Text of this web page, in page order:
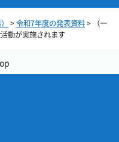
>令和7年度の発表資料> （一
動が実施されます